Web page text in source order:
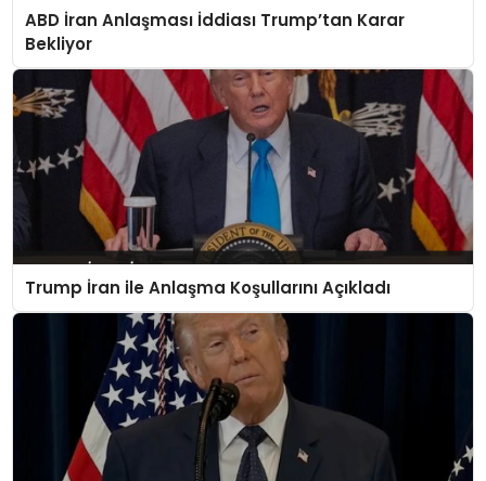
ABD İran Anlaşması İddiası Trump’tan Karar
Bekliyor
Trump İran ile Anlaşma Koşullarını Açıkladı